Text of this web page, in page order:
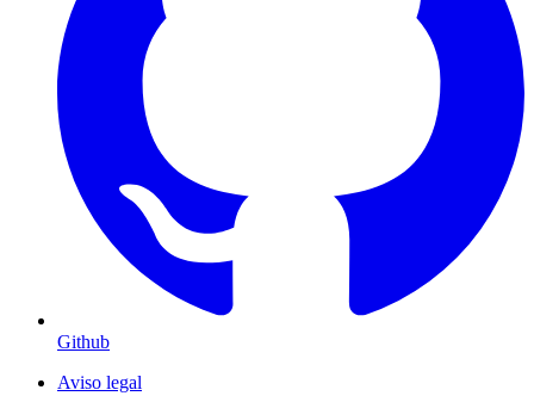
Github
Aviso legal